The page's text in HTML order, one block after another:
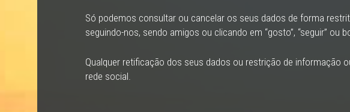
Só podemos consultar ou cancelar os seus dados de forma
seguindo-nos, sendo amigos ou clicando em “gosto”, “seguir” ou
Qualquer retificação dos seus dados ou restrição de informação
rede social.